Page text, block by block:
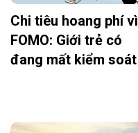
Chi tiêu hoang phí vì
FOMO: Giới trẻ có
đang mất kiểm soát